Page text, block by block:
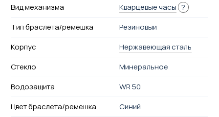
Вид механизма
Кварцевые часы ?
Тип браслета/ремешка
Резиновый
Корпус
Нержавеющая сталь
Стекло
Минеральное
Водозащита
WR 50
Цвет браслета/ремешка
Синий